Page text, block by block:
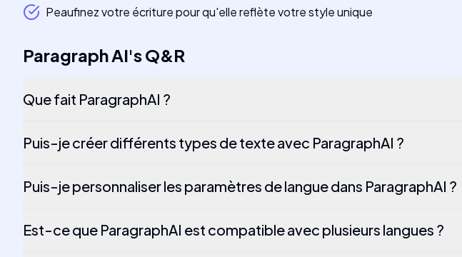
Peaufinez votre écriture pour qu'elle reflète votre style unique
Paragraph AI'sQ&R
Que fait ParagraphAI ?
Puis-je créer différents types de texte avec ParagraphAI ?
Puis-je personnaliser les paramètres de langue dans ParagraphAI ?
Est-ce que ParagraphAI est compatible avec plusieurs langues ?